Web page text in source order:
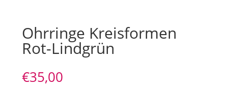
Ohrringe Kreisformen
Rot-Lindgrün
€35,00